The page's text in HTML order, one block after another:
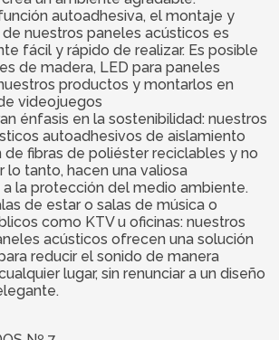
autoadhesiva, el montaje y
nuestros paneles acústicos es
fácil y rápido de realizar. Es posible
de madera, LED para paneles
productos y montarlos en
videojuegos
énfasis en la sostenibilidad: nuestros
autoadhesivos de aislamiento
de fibras de poliéster reciclables y no
lo tanto, hacen una valiosa
la protección del medio ambiente.
de estar o salas de música o
como KTV u oficinas: nuestros
acústicos ofrecen una solución
reducir el sonido de manera
lugar, sin renunciar a un diseño